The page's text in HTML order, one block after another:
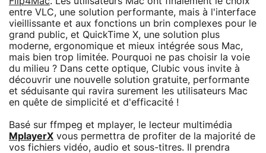
entre VLC, une solution performante, mais à l'interface
vieillissante et aux fonctions un brin complexes pour le
grand public, et QuickTime X, une solution plus
moderne, ergonomique et mieux intégrée sous Mac,
mais bien trop limitée. Pourquoi ne pas choisir la voie
du milieu ? Dans cette optique, Clubic vous invite à
découvrir une nouvelle solution gratuite, performante
et séduisante qui ravira surement les utilisateurs Mac
en quête de simplicité et d'efficacité !
Basé sur ffmpeg et mplayer, le lecteur multimédia
MplayerX vous permettra de profiter de la majorité de
vos fichiers vidéo, audio et sous-titres. Il prendra